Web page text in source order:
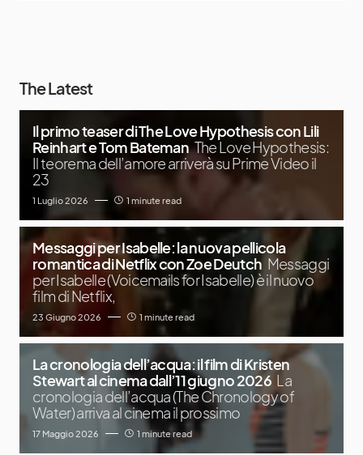
The Latest
Il primo teaser di The Love Hypothesis con Lili
Reinhart e Tom Bateman The Love Hypothesis:
Il teorema dell’amore arriverà su Prime Video il
23
1 Luglio 2026 1 minute read
Messaggi per Isabelle: la nuova pellicola
romantica di Netflix con Zoe Deutch Messaggi
per Isabelle (Voicemails for Isabelle) è il nuovo
film di Netflix,
23 Giugno 2026 1 minute read
La cronologia dell’acqua: il film di Kristen
Stewart al cinema dall’11 giugno 2026 La
cronologia dell’acqua (The Chronology of
Water) arriva al cinema il prossimo
17 Maggio 2026 1 minute read